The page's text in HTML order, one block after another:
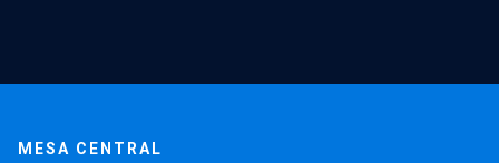
MESA CENTRAL